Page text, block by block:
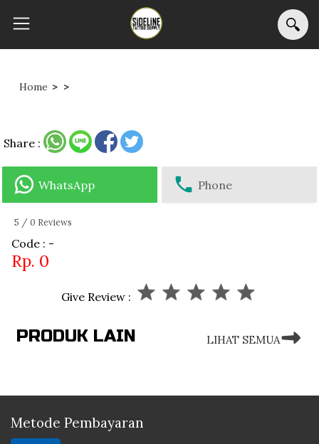
Home > >
Share :
WhatsApp Phone
5 /0 Reviews
Code : -
Rp. 0
Give Review :
PRODUK LAIN LIHAT SEMUA
Metode Pembayaran